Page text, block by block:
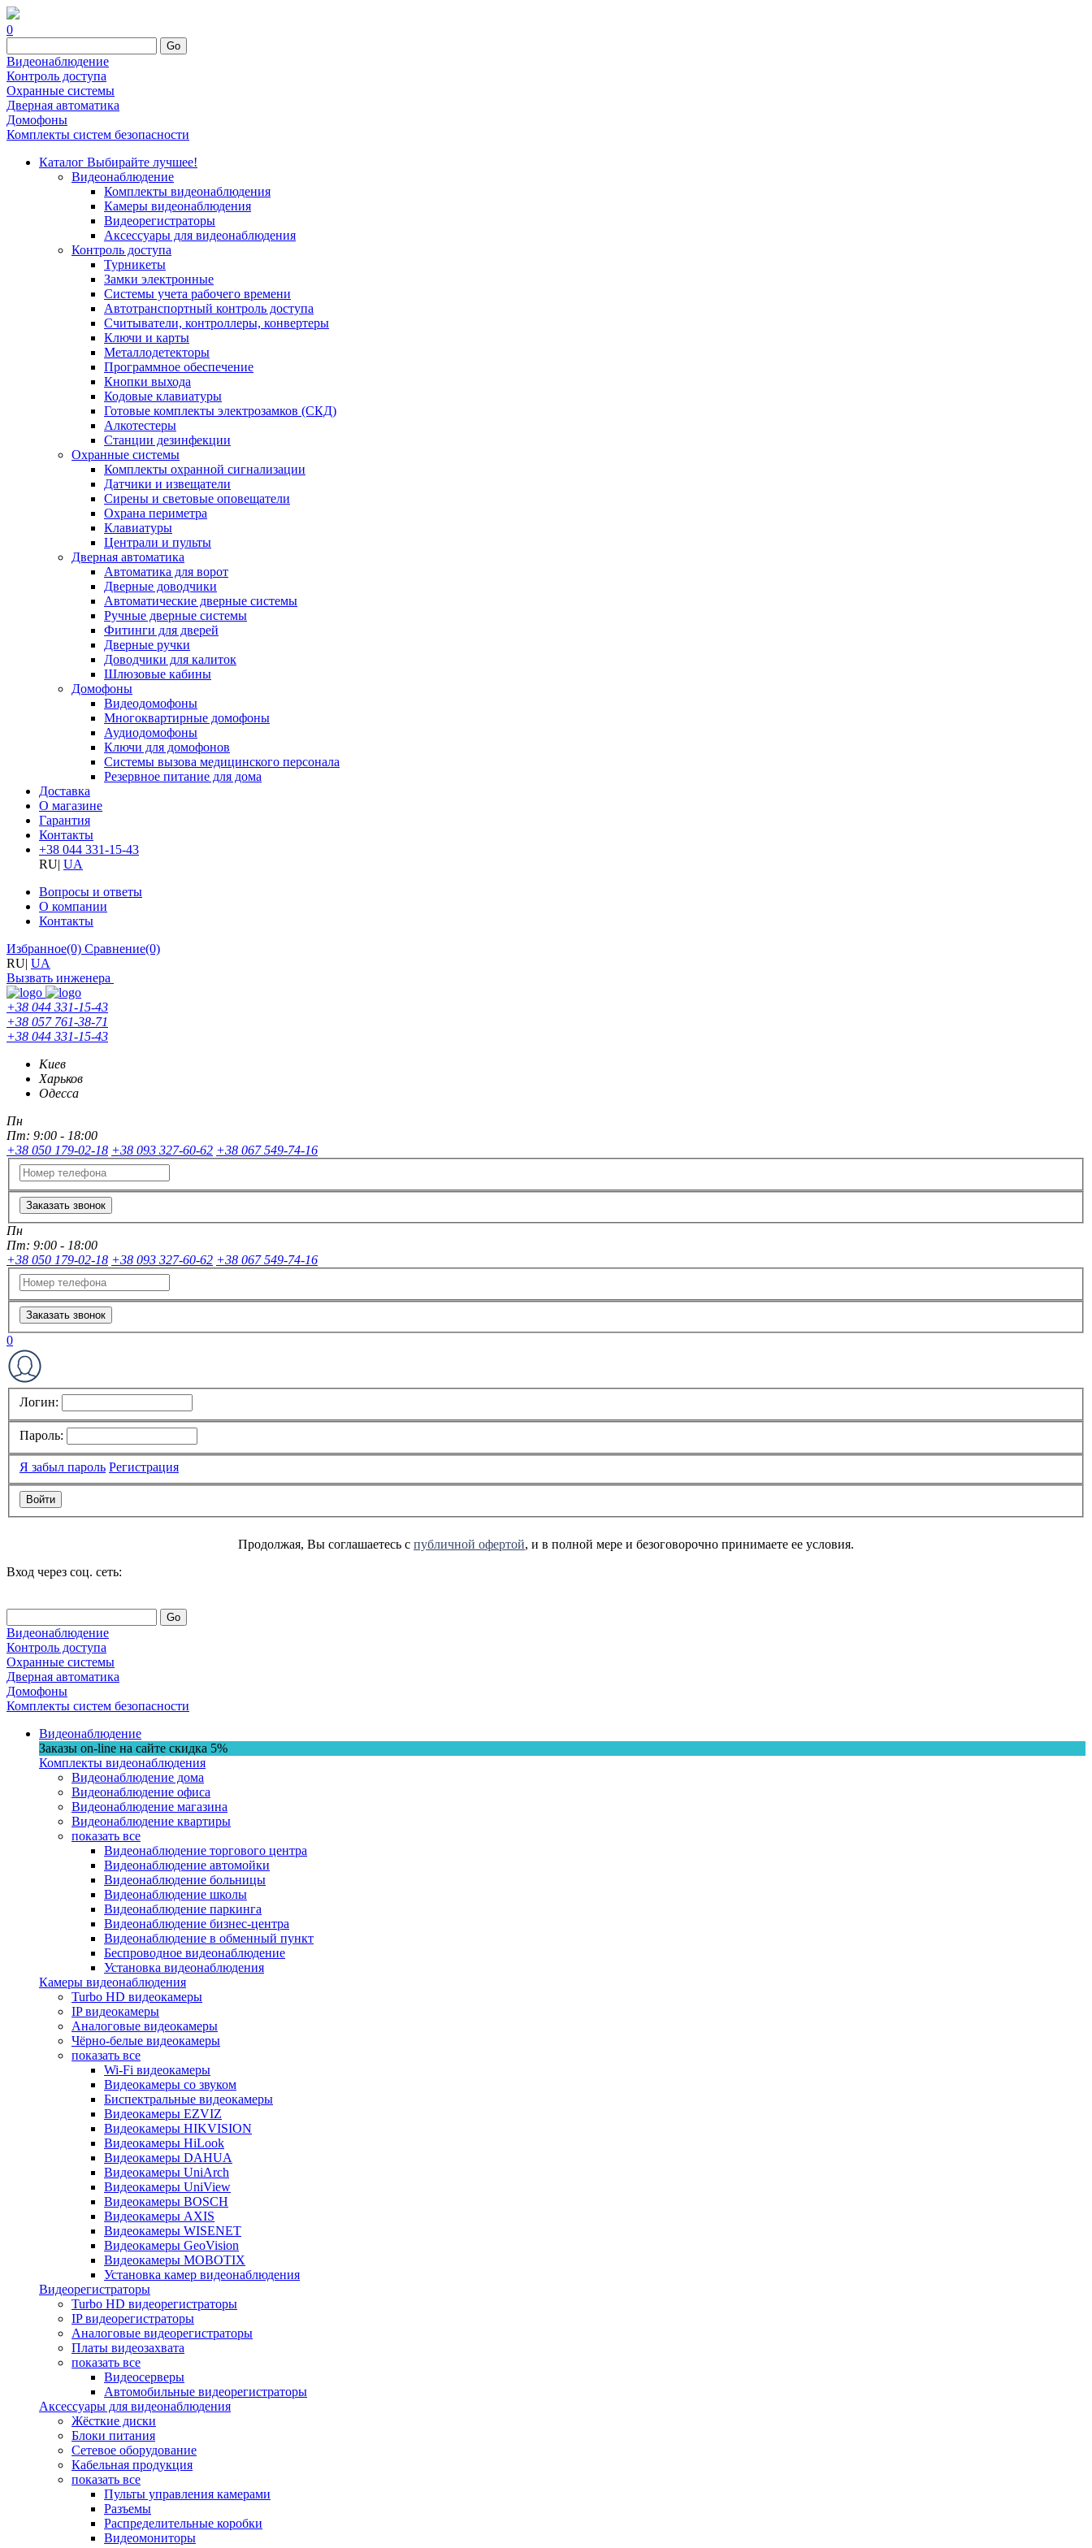
0
Go
Видеонаблюдение
Контроль доступа
Охранные системы
Дверная автоматика
Домофоны
Комплекты систем безопасности
Каталог Выбирайте лучшее!
Видеонаблюдение
Комплекты видеонаблюдения
Камеры видеонаблюдения
Видеорегистраторы
Аксессуары для видеонаблюдения
Контроль доступа
Турникеты
Замки электронные
Системы учета рабочего времени
Автотранспортный контроль доступа
Считыватели, контроллеры, конвертеры
Ключи и карты
Металлодетекторы
Программное обеспечение
Кнопки выхода
Кодовые клавиатуры
Готовые комплекты электрозамков (СКД)
Алкотестеры
Станции дезинфекции
Охранные системы
Комплекты охранной сигнализации
Датчики и извещатели
Сирены и световые оповещатели
Охрана периметра
Клавиатуры
Централи и пульты
Дверная автоматика
Автоматика для ворот
Дверные доводчики
Автоматические дверные системы
Ручные дверные системы
Фитинги для дверей
Дверные ручки
Доводчики для калиток
Шлюзовые кабины
Домофоны
Видеодомофоны
Многоквартирные домофоны
Аудиодомофоны
Ключи для домофонов
Системы вызова медицинского персонала
Резервное питание для дома
Доставка
О магазине
Гарантия
Контакты
+38 044 331-15-43
RU| UA
Вопросы и ответы
О компании
Контакты
Избранное(0) Сравнение(0)
RU| UA
Вызвать инженера
+38 044 331-15-43
+38 057 761-38-71
+38 044 331-15-43
Киев
Харьков
Одесса
Пн
Пт: 9:00 - 18:00
+38 050 179-02-18 +38 093 327-60-62 +38 067 549-74-16
Заказать звонок
Пн
Пт: 9:00 - 18:00
+38 050 179-02-18 +38 093 327-60-62 +38 067 549-74-16
Заказать звонок
0
Логин:
Пароль:
Я забыл пароль Регистрация
Продолжая, Вы соглашаетесь с публичной офертой, и в полной мере и безоговорочно принимаете ее условия.
Вход через соц. сеть:
Go
Видеонаблюдение
Контроль доступа
Охранные системы
Дверная автоматика
Домофоны
Комплекты систем безопасности
Видеонаблюдение
Заказы on-line на сaйте скидка 5%
Комплекты видеонаблюдения
Видеонаблюдение дома
Видеонаблюдение офиса
Видеонаблюдение магазина
Видеонаблюдение квартиры
показать все
Видеонаблюдение торгового центра
Видеонаблюдение автомойки
Видеонаблюдение больницы
Видеонаблюдение школы
Видеонаблюдение паркинга
Видеонаблюдение бизнес-центра
Видеонаблюдение в обменный пункт
Беспроводное видеонаблюдение
Установка видеонаблюдения
Камеры видеонаблюдения
Turbo HD видеокамеры
IP видеокамеры
Аналоговые видеокамеры
Чёрно-белые видеокамеры
показать все
Wi-Fi видеокамеры
Видеокамеры со звуком
Биспектральные видеокамеры
Видеокамеры EZVIZ
Видеокамеры HIKVISION
Видеокамеры HiLook
Видеокамеры DAHUA
Видеокамеры UniArch
Видеокамеры UniView
Видеокамеры BOSCH
Видеокамеры AXIS
Видеокамеры WISENET
Видеокамеры GeoVision
Видеокамеры MOBOTIX
Установка камер видеонаблюдения
Видеорегистраторы
Turbo HD видеорегистраторы
IP видеорегистраторы
Аналоговые видеорегистраторы
Платы видеозахвата
показать все
Видеосерверы
Автомобильные видеорегистраторы
Аксессуары для видеонаблюдения
Жёсткие диски
Блоки питания
Сетевое оборудование
Кабельная продукция
показать все
Пульты управления камерами
Разъемы
Распределительные коробки
Видеомониторы